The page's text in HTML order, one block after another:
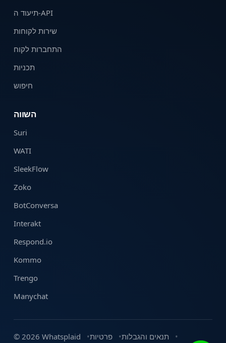
תיעוד ה-API
שירות לקוחות
התחברות לקוח
תכניות
חיפוש
השווה
Suri
WATI
SleekFlow
Zoko
BotConversa
Interakt
Respond.io
Kommo
Trengo
Manychat
© 2026 Whatsplaid פרטיות
תנאים והגבלות